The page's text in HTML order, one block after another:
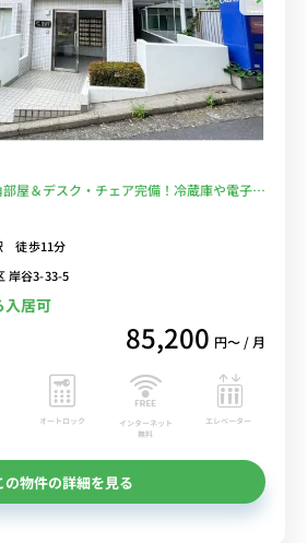
部屋＆デスク・チェア完備！冷蔵庫や電子レ
お部屋/鶴見大学・鶴見大学短期大学部や鶴
徒歩■選べるWi-Fi格安レンタル中！
徒歩11分
岸谷3-33-5
入居可
85,200 円〜 / 月
オートロック
インターネット
無料
エレベーター
の物件の詳細を見る